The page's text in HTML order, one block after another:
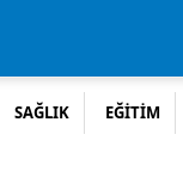
SAĞLIK EĞİTİM